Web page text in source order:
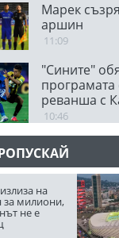
Марек
аршин
11:09
"Сините"
програмата
реванша с
10:46
на
за милиони,
не е